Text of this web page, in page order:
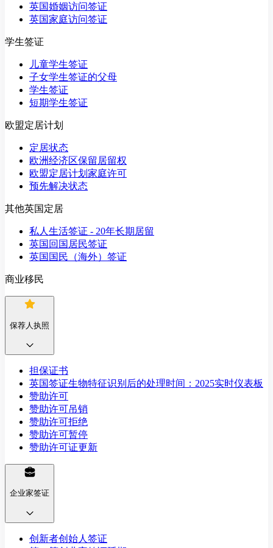
英国婚姻访问签证
英国家庭访问签证
学生签证
儿童学生签证
子女学生签证的父母
学生签证
短期学生签证
欧盟定居计划
定居状态
欧洲经济区保留居留权
欧盟定居计划家庭许可
预先解决状态
其他英国定居
私人生活签证 - 20年长期居留
英国回国居民签证
英国国民（海外）签证
商业移民
保荐人执照
担保证书
英国签证生物特征识别后的处理时间：2025实时仪表板
赞助许可
赞助许可吊销
赞助许可拒绝
赞助许可暂停
赞助许可证更新
企业家签证
创新者创始人签证